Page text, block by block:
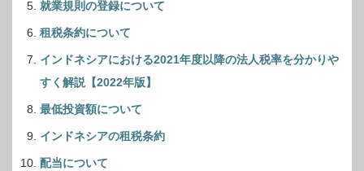
就業規則の登録について
租税条約について
インドネシアにおける2021年度以降の法人税率を分かりや
すく解説【2022年版】
最低投資額について
インドネシアの租税条約
配当について